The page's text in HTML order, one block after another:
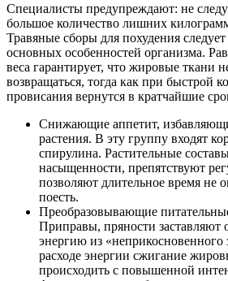
Специалисты предупреждают: не
большое количество лишних
Травяные сборы для похудения следует
основных особенностей организма.
веса гарантирует, что жировые ткани
возвращаться, тогда как при быстрой
провисания вернутся в кратчайшие
Снижающие аппетит,
растения. В эту группу входят
спирулина. Растительные
насыщенности, препятствуют
позволяют длительное время не
поесть.
Преобразовывающие
Приправы, пряности заставляют
энергию из
расходе энергии сжигание
происходить с повышенной